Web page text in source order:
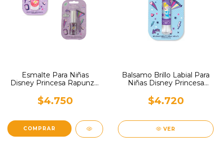
Esmalte Para Niñas
Disney Princesa Rapunzel
$4.750
Balsamo Brillo Labial Para
Niñas Disney Princesa
$4.720
VER